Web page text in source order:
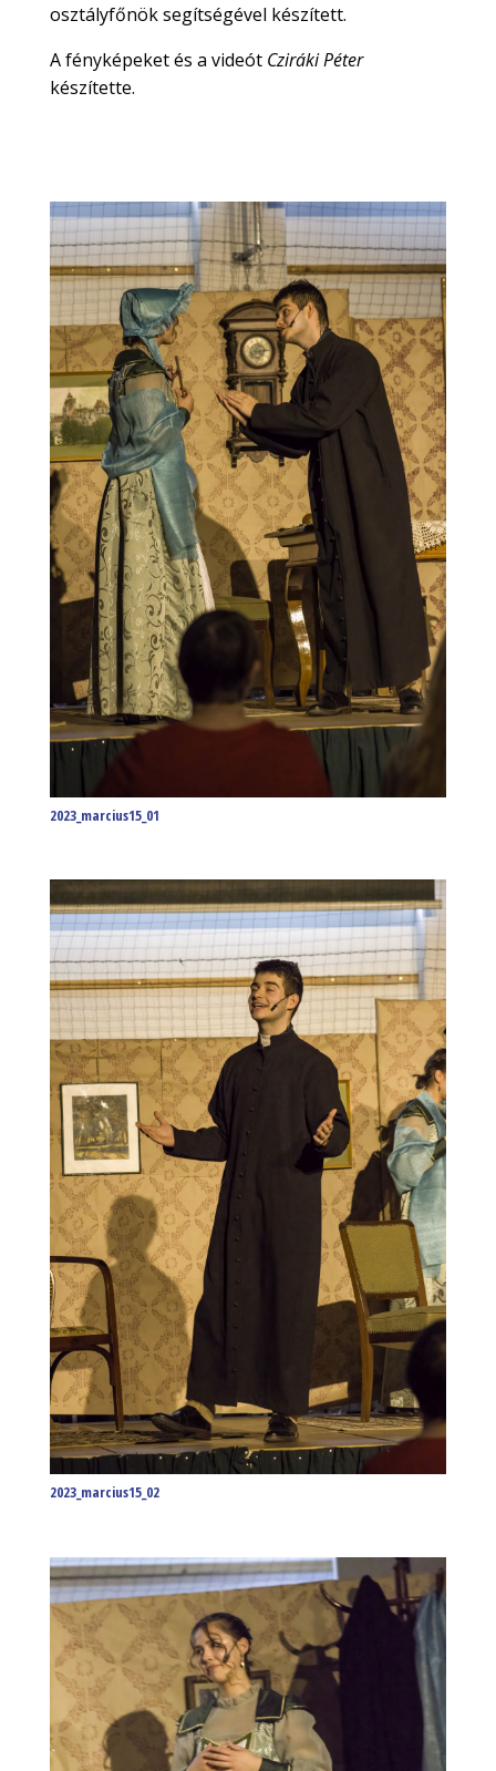
osztályfőnök segítségével készített.
A fényképeket és a videót Cziráki Péter
készítette.
2023_marcius15_01
2023_marcius15_02